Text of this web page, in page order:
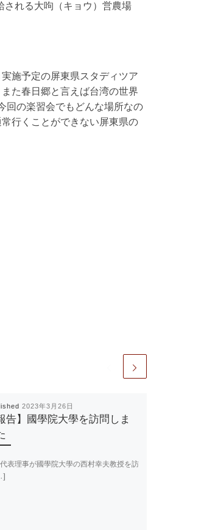
される大呴（キョウ）営農場
施予定の屏東県スタディツア
た春日郷と言えば台湾の世界
回の楽習会でもどんな場所なの
行くことができない屏東県の
2023年3月26日
告】國學院大學を訪問しま
表理事が國學院大學の西村幸夫教授を訪